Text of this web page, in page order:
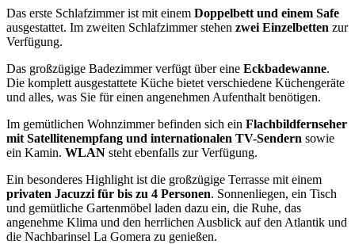
Das erste Schlafzimmer ist mit einem Doppelbett und einem Safe
ausgestattet. Im zweiten Schlafzimmer stehen zwei Einzelbetten zur
Verfügung.
Das großzügige Badezimmer verfügt über eine Eckbadewanne.
Die komplett ausgestattete Küche bietet verschiedene Küchengeräte
und alles, was Sie für einen angenehmen Aufenthalt benötigen.
Im gemütlichen Wohnzimmer befinden sich ein Flachbildfernseher
mit Satellitenempfang und internationalen TV-Sendern sowie
ein Kamin. WLAN steht ebenfalls zur Verfügung.
Ein besonderes Highlight ist die großzügige Terrasse mit einem
privaten Jacuzzi für bis zu 4 Personen. Sonnenliegen, ein Tisch
und gemütliche Gartenmöbel laden dazu ein, die Ruhe, das
angenehme Klima und den herrlichen Ausblick auf den Atlantik und
die Nachbarinsel La Gomera zu genießen.